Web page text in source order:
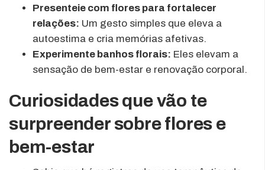
Presenteie com flores para fortalecer
relações: Um gesto simples que eleva a
autoestima e cria memórias afetivas.
Experimente banhos florais: Eles elevam a
sensação de bem-estar e renovação corporal.
Curiosidades que vão te
surpreender sobre flores e
bem-estar